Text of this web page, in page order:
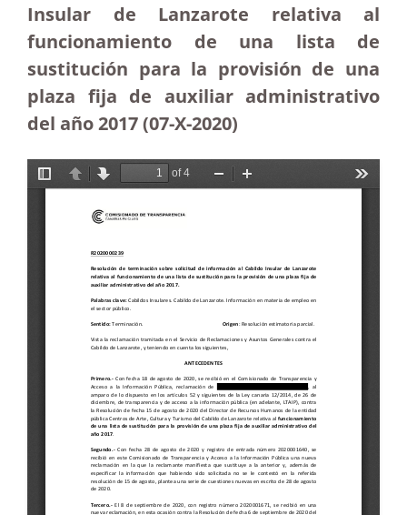
Insular de Lanzarote relativa al
funcionamiento de una lista de
sustitución para la provisión de una
plaza fija de auxiliar administrativo
del año 2017 (07-X-2020)